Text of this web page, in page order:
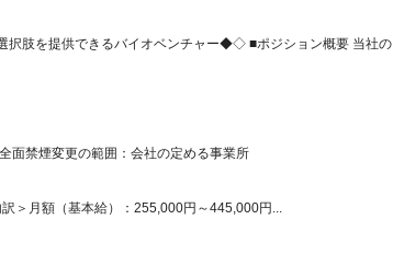
肢を提供できるバイオベンチャー◆◇ ■ポジション概要 当社の
面禁煙変更の範囲：会社の定める事業所
＞月額（基本給）：255,000円～445,000円...